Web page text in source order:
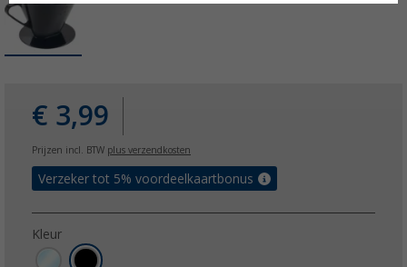
€ 3,99
Prijzen incl. BTW plus verzendkosten
Verzeker tot 5% voordeelkaartbonus
Kleur